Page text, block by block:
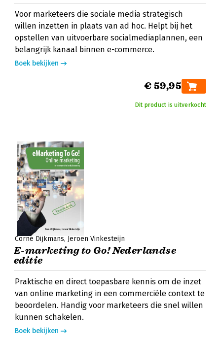
Voor marketeers die sociale media strategisch
willen inzetten in plaats van ad hoc. Helpt bij het
opstellen van uitvoerbare socialmediaplannen, een
belangrijk kanaal binnen e-commerce.
Boek bekijken
€ 59,95
Dit product is uitverkocht
Corné Dijkmans Jeroen Vinkesteijn
E-marketing to Go! Nederlandse
editie
Praktische en direct toepasbare kennis om de inzet
van online marketing in een commerciële context te
beoordelen. Handig voor marketeers die snel willen
kunnen schakelen.
Boek bekijken